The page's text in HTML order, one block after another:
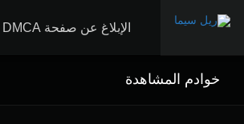
الإبلاغ عن صفحة DMCA
خوادم المشاهدة